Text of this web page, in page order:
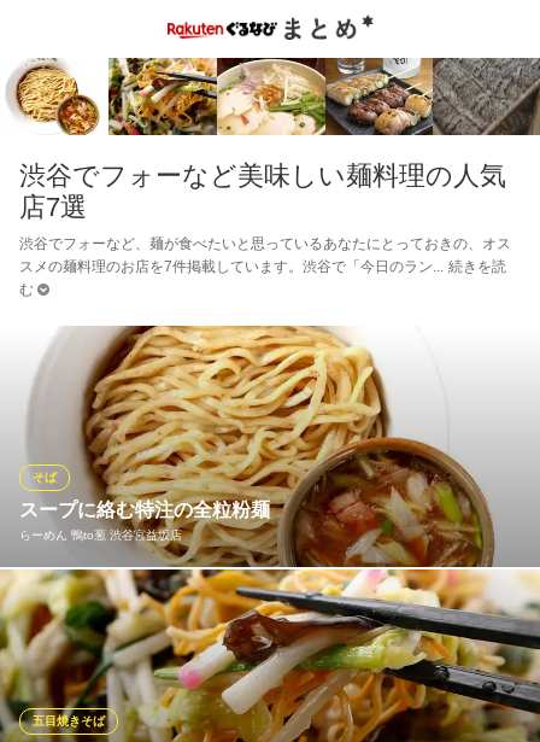
渋谷でフォーなど美味しい麺料理の人気
店7選
渋谷でフォーなど、麺が食べたいと思っているあなたにとっておきの、オス
スメの麺料理のお店を7件掲載しています。渋谷で「今日のラン
続きを読
む
スープに絡む特注の全粒粉麺
らーめん 鴨to葱 渋谷宮益坂店
そば
自慢の麺には、国産全粒粉と小麦をベストな比率でブレンドした
「らーめん鴨to葱」オリジナルの特注麺を使用しております。小
麦本来の豊かな香りと心地よい歯ごたえが特徴で、鴨の旨みが凝
縮された特製スープとの相性も抜群です。計算し尽くされた麺と
スープの一体感、喉ごしの良さを存分にご堪能いただけます。
五目焼きそば